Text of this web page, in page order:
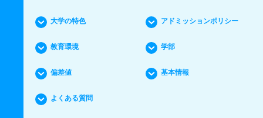
大学の特色 アドミッションポリシー
教育環境 学部
偏差値 基本情報
よくある質問